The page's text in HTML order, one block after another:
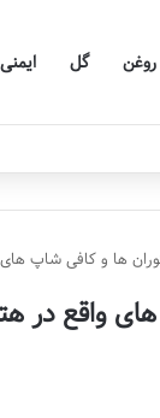
روغن گل ایمنی
ها و کافی شاپ های
واقع در